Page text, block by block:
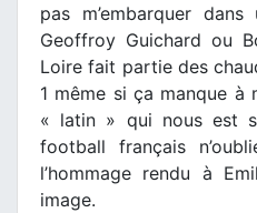
pas m’embarquer
Geoffroy Guichard ou
Loire fait partie des
1 même si ça manque à
« latin » qui nous est
football français
l’hommage rendu à
image.